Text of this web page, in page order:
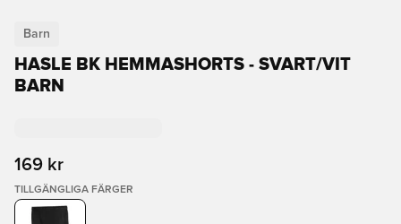
Barn
HASLE BK HEMMASHORTS - SVART/VIT
BARN
169 kr
TILLGÄNGLIGA FÄRGER